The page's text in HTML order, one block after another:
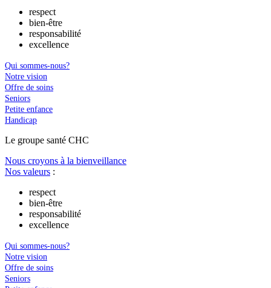
respect
bien-être
responsabilité
excellence
Qui sommes-nous?
Notre vision
Offre de soins
Seniors
Petite enfance
Handicap
Le groupe santé CHC
Nous croyons à la bienveillance
Nos valeurs :
respect
bien-être
responsabilité
excellence
Qui sommes-nous?
Notre vision
Offre de soins
Seniors